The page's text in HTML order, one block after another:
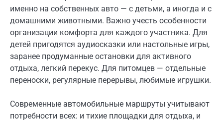
именно на собственных авто — с детьми, а иногда и с
домашними животными. Важно учесть особенности
организации комфорта для каждого участника. Для
детей пригодятся аудиосказки или настольные игры,
заранее продуманные остановки для активного
отдыха, легкий перекус. Для питомцев — отдельные
переноски, регулярные перерывы, любимые игрушки.
Современные автомобильные маршруты учитывают
потребности всех: и тихие площадки для отдыха, и